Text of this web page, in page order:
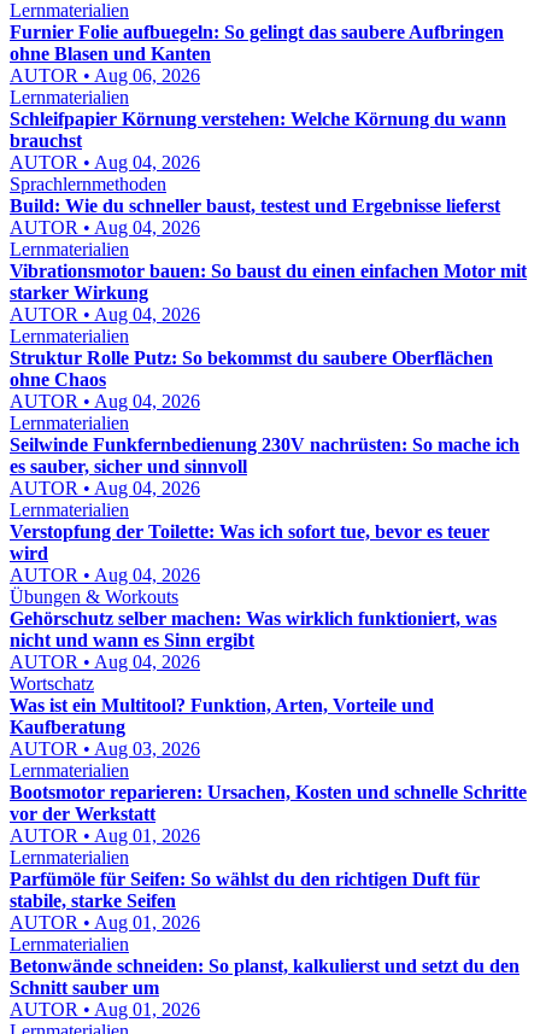
Lernmaterialien
Furnier Folie aufbuegeln: So gelingt das saubere Aufbringen
ohne Blasen und Kanten
AUTOR • Aug 06, 2026
Lernmaterialien
Schleifpapier Körnung verstehen: Welche Körnung du wann
brauchst
AUTOR • Aug 04, 2026
Sprachlernmethoden
Build: Wie du schneller baust, testest und Ergebnisse lieferst
AUTOR • Aug 04, 2026
Lernmaterialien
Vibrationsmotor bauen: So baust du einen einfachen Motor mit
starker Wirkung
AUTOR • Aug 04, 2026
Lernmaterialien
Struktur Rolle Putz: So bekommst du saubere Oberflächen
ohne Chaos
AUTOR • Aug 04, 2026
Lernmaterialien
Seilwinde Funkfernbedienung 230V nachrüsten: So mache ich
es sauber, sicher und sinnvoll
AUTOR • Aug 04, 2026
Lernmaterialien
Verstopfung der Toilette: Was ich sofort tue, bevor es teuer
wird
AUTOR • Aug 04, 2026
Übungen & Workouts
Gehörschutz selber machen: Was wirklich funktioniert, was
nicht und wann es Sinn ergibt
AUTOR • Aug 04, 2026
Wortschatz
Was ist ein Multitool? Funktion, Arten, Vorteile und
Kaufberatung
AUTOR • Aug 03, 2026
Lernmaterialien
Bootsmotor reparieren: Ursachen, Kosten und schnelle Schritte
vor der Werkstatt
AUTOR • Aug 01, 2026
Lernmaterialien
Parfümöle für Seifen: So wählst du den richtigen Duft für
stabile, starke Seifen
AUTOR • Aug 01, 2026
Lernmaterialien
Betonwände schneiden: So planst, kalkulierst und setzt du den
Schnitt sauber um
AUTOR • Aug 01, 2026